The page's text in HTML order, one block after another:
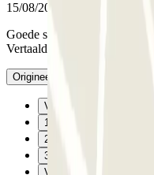
15/08/2025
Goede service, geen
Vertaald met AI
Origineel bekijken
Vorige
1
2
3
Verzenden